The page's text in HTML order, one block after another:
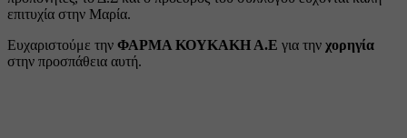
επιτυχία στην Μαρία.
Ευχαριστούμε την ΦΑΡΜΑ ΚΟΥΚΑΚΗ Α.Ε για την χορηγία
στην προσπάθεια αυτή.